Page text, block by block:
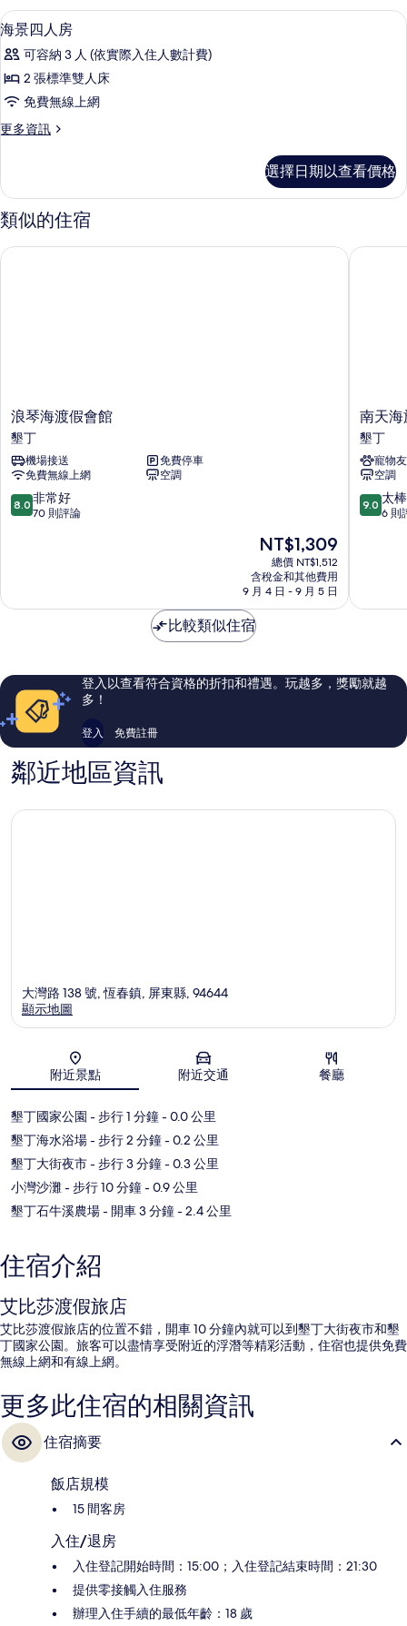
所
有
相
片
人
房
詳
情
顯
示
海
景
人
的
所
有
相
12
海景四人房
可容納 3 人 (依實際入住人數計費)
2 張標準雙人床
免費無線上網
更多資訊
更
四
人
房
詳
選擇日期以查看價格
類似的住宿
浪
琴
海
渡
假
會
館
浪琴海渡假會館
墾丁
機場接送
免費停車
免費無線上網
空調
8.0
分，
常
評
論
8.0 非常好
70 則評論
現
價
格
為
NT$1,309
總價 NT$1,512
含稅金和其他費用
9 月 4 日 - 9 月 5 日
浪琴海渡假會館
南
天
海
旅
店
墾
丁
南天海
墾丁
寵物
空調
9.0
分，
棒
評
論
9.0 太
6 則
南天海
比較類似住宿
登入以查看符合資格的折扣和禮遇。玩越多，獎勵就越
多！
登入 免費註冊
鄰近地區資訊
地圖
大灣路 138 號, 恆春鎮, 屏東縣, 94644
顯示地圖
附近景點 附近交通 餐廳
墾丁國家公園 - 步行 1 分鐘- 0.0 公里
墾丁海水浴場- 步行 2 分鐘- 0.2 公里
墾丁大街夜市- 步行 3 分鐘- 0.3 公里
小灣沙灘- 步行 10 分鐘- 0.9 公里
墾丁石牛溪農場- 開車 3 分鐘- 2.4 公里
住宿介紹
艾比莎渡假旅店
艾比莎渡假旅店的位置不錯，開車 10 分鐘內就可以到墾丁大街夜市和墾
丁國家公園。旅客可以盡情享受附近的浮潛等精彩活動，住宿也提供免費
無線上網和有線上網。
更多此住宿的相關資訊
住宿摘要
飯店規模
15 間客房
入住/退房
入住登記開始時間：15:00；入住登記結束時間：21:30
提供零接觸入住服務
辦理入住手續的最低年齡：18 歲